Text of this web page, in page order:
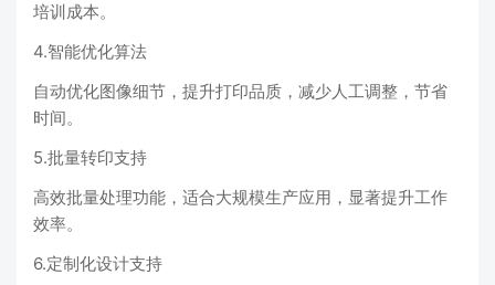
培训成本。
4.智能优化算法
自动优化图像细节，提升打印品质，减少人工调整，节省
时间。
5.批量转印支持
高效批量处理功能，适合大规模生产应用，显著提升工作
效率。
6.定制化设计支持